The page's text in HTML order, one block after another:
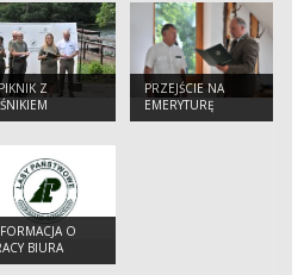
Z
PRZEJŚCIE NA
EMERYTURĘ
O
BIURA
W